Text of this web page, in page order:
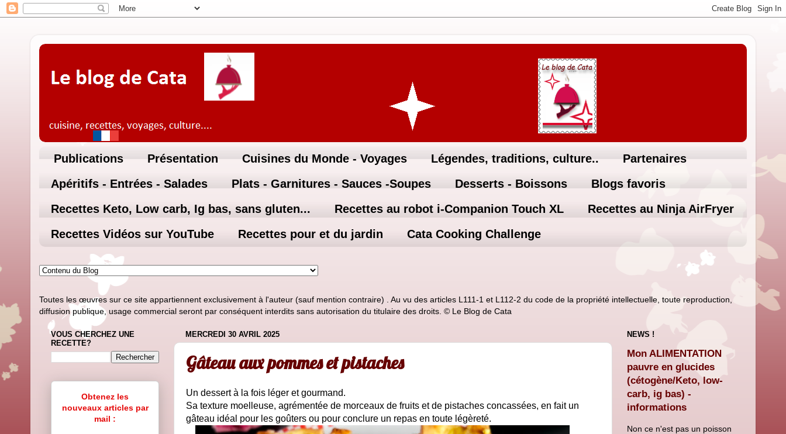
Publications Présentation Cuisines du Monde - Voyages Légendes, traditions, culture..
Partenaires
Apéritifs - Entrées - Salades
Plats - Garnitures - Sauces -Soupes Desserts - Boissons
Blogs favoris
Recettes Keto, Low carb, Ig bas, sans gluten...
Recettes au robot i-Companion Touch XL
Recettes au Ninja AirFryer
Recettes Vidéos sur YouTube
Recettes pour et du jardin Cata Cooking Challenge
Toutes les œuvres sur ce site appartiennent exclusivement à l'auteur (sauf mention contraire) . Au vu des articles L111-1 et L112-2 du code de la propriété intellectuelle, toute reproduction,
diffusion publique, usage commercial seront par conséquent interdits sans autorisation du titulaire des droits. © Le Blog de Cata
MERCREDI 30 AVRIL 2025
Gâteau aux pommes et pistaches
Un dessert à la fois léger et gourmand.
Sa texture moelleuse, agrémentée de morceaux de fruits et de pistaches concassées, en fait un
gâteau idéal pour les goûters ou pour conclure un repas en toute légèreté.
VOUS CHERCHEZ UNE
RECETTE?
Obtenez les
nouveaux articles par
mail :
NEWS !
Mon ALIMENTATION
pauvre en glucides
(cétogène/Keto, low-
carb, ig bas) -
informations
Non ce n'est pas un poisson